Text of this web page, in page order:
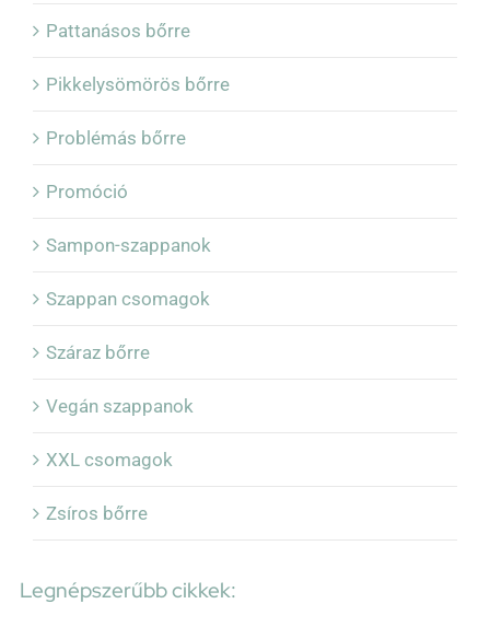
Pattanásos bőrre
Pikkelysömörös bőrre
Problémás bőrre
Promóció
Sampon-szappanok
Szappan csomagok
Száraz bőrre
Vegán szappanok
XXL csomagok
Zsíros bőrre
Legnépszerűbb cikkek: